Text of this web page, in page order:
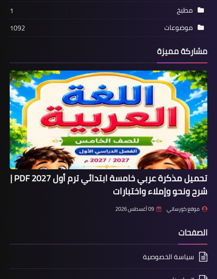
مطبخ
1
موضوعات
1092
مشاركة مميزة
تحميل مذكرة عربي خامسة ابتدائي ترم أول 2027 PDF |
شرح ونحو وإملاء واختبارات
موقع كورساتي 09 أغسطس 2026
الصفحات
سياسة الخصوصية